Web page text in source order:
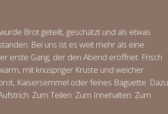
Brot geteilt, geschätzt und als etwas
Bei uns ist es weit mehr als eine
erste Gang, der den Abend eröffnet. Frisch
mit knuspriger Kruste und weicher
Kaisersemmel oder feines Baguette. Dazu
Zum Teilen. Zum Innehalten. Zum